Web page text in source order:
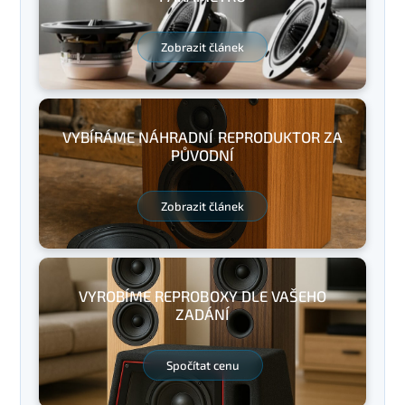
Zobrazit článek
VYBÍRÁME NÁHRADNÍ REPRODUKTOR ZA
PŮVODNÍ
Zobrazit článek
VYROBÍME REPROBOXY DLE VAŠEHO
ZADÁNÍ
Spočítat cenu